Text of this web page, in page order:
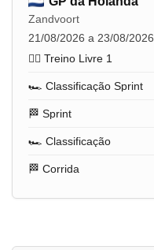
Zandvoort
21/08/2026 a 23/08/2026
🏋️‍♂️ Treino Livre 1
🏎️ Classificação Sprint
🏁 Sprint
🏎️ Classificação
🏁 Corrida